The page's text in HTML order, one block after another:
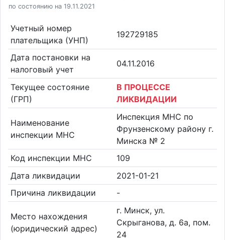
по состоянию на 19.11.2021
Учетный номер
плательщика (УНП)
192729185
Дата постановки на
налоговый учет
04.11.2016
Текущее состояние
(ГРП)
В ПРОЦЕССЕ
ЛИКВИДАЦИИ
Наименование
инспекции МНС
Инспекция МНС по
Фрунзенскому району г.
Минска № 2
Код инспекции МНС
109
Дата ликвидации
2021-01-21
Причина ликвидации
-
Место нахождения
(юридический адрес)
г. Минск, ул.
Скрыганова, д. 6а, пом.
24